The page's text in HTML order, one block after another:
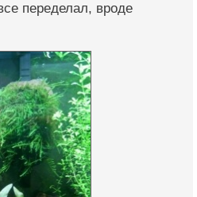
переделал, вроде